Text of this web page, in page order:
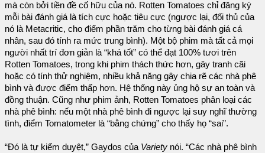
mà còn bởi tiền đề cố hữu của nó. Rotten Tomatoes chỉ đăng ký
mỗi bài đánh giá là tích cực hoặc tiêu cực (ngược lại, đối thủ của
nó là Metacritic, cho điểm phần trăm cho từng bài đánh giá cá
nhân, sau đó tính ra mức trung bình). Một bộ phim mà tất cả mọi
người nhất trí đơn giản là “khá tốt” có thể đạt 100% tươi trên
Rotten Tomatoes, trong khi phim thách thức hơn, gây tranh cãi
hoặc có tính thử nghiệm, nhiều khả năng gây chia rẽ các nhà phê
bình và được điểm thấp hơn. Hệ thống này ủng hộ sự an toàn và
đồng thuận. Cũng như phim ảnh, Rotten Tomatoes phân loại các
nhà phê bình: nếu một nhà phê bình đi ngược lại suy nghĩ thường
tình, điểm Tomatometer là “bằng chứng” cho thấy họ “sai”.
“Đó là tự kiểm duyệt,” Gaydos của Variety nói. “Các nhà phê bình